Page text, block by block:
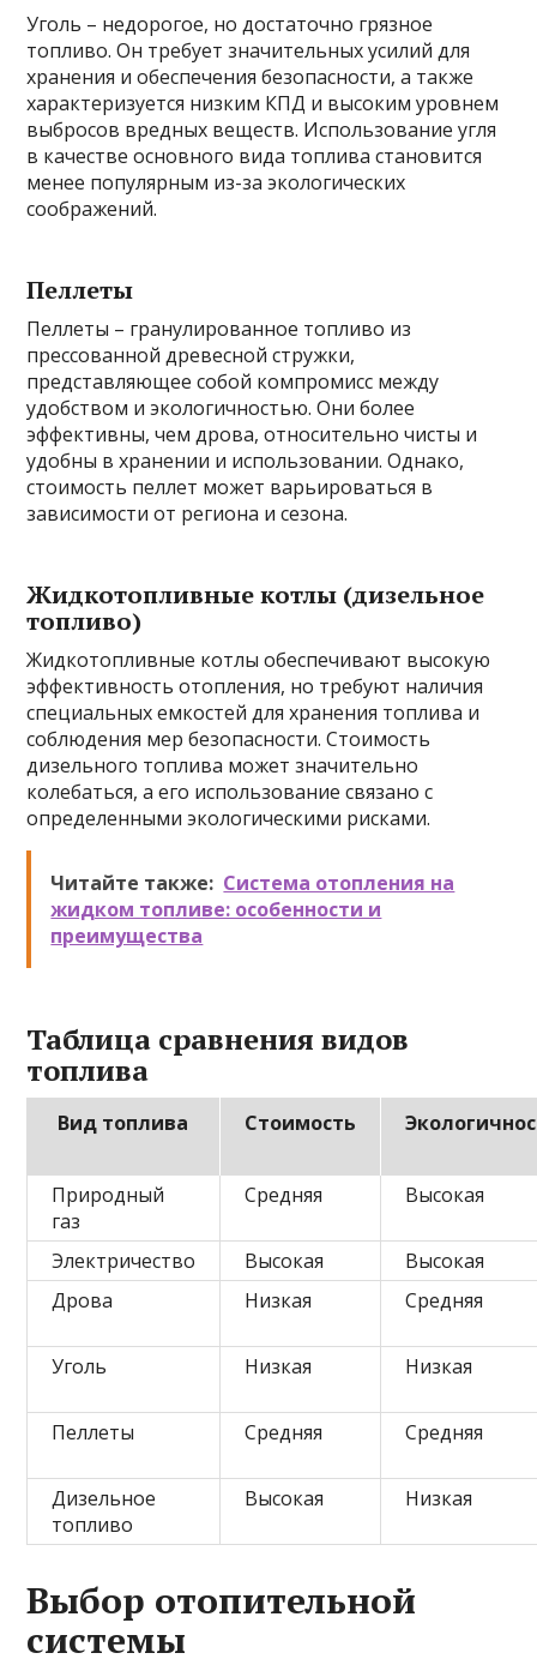
Уголь – недорогое, но достаточно грязное
топливо. Он требует значительных усилий для
хранения и обеспечения безопасности, а также
характеризуется низким КПД и высоким уровнем
выбросов вредных веществ. Использование угля
в качестве основного вида топлива становится
менее популярным из-за экологических
соображений.
Пеллеты
Пеллеты – гранулированное топливо из
прессованной древесной стружки,
представляющее собой компромисс между
удобством и экологичностью. Они более
эффективны, чем дрова, относительно чисты и
удобны в хранении и использовании. Однако,
стоимость пеллет может варьироваться в
зависимости от региона и сезона.
Жидкотопливные котлы (дизельное
топливо)
Жидкотопливные котлы обеспечивают высокую
эффективность отопления, но требуют наличия
специальных емкостей для хранения топлива и
соблюдения мер безопасности. Стоимость
дизельного топлива может значительно
колебаться, а его использование связано с
определенными экологическими рисками.
Читайте также: Система отопления на
жидком топливе: особенности и
преимущества
Таблица сравнения видов
топлива
Вид топлива Стоимость
Природный
газ
Средняя Высокая
Электричество Высокая
Высокая
Дрова
Низкая Средняя
Уголь Низкая Низкая
Пеллеты Средняя Средняя
Дизельное
топливо
Высокая Низкая
Выбор отопительной
системы